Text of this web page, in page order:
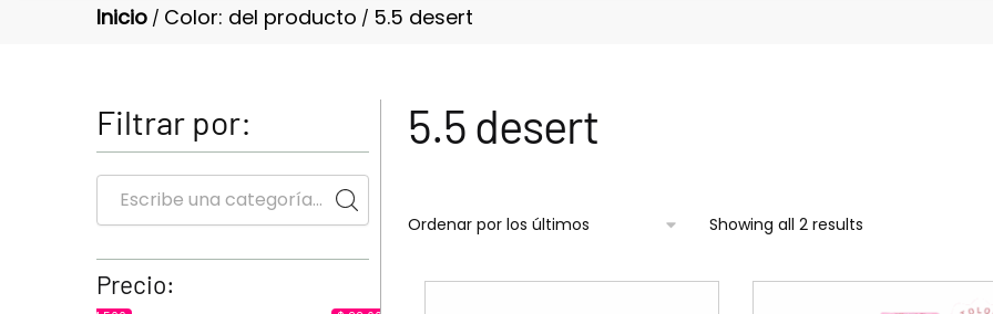
Inicio / Color: del producto / 5.5 desert
5.5 desert
Showing all 2 results
Filtrar por:
Precio: